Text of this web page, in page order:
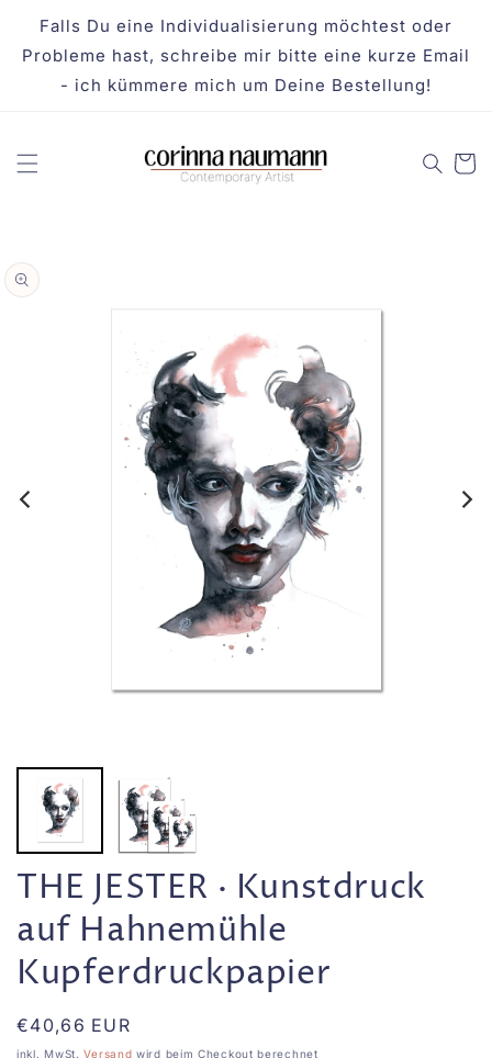
ZUM
Falls Du eine Individualisierung möchtest oder
Probleme hast, schreibe mir bitte eine kurze Email
- ich kümmere mich um Deine Bestellung!
THE JESTER · Kunstdruck
auf Hahnemühle
Kupferdruckpapier
Normaler
Preis
€40,66 EUR
inkl. MwSt.Versand wird beim Checkout berechnet